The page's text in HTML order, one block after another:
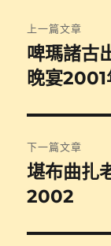
章
導
覽
上一篇文章
上
一
文
章:
啤瑪諸古
晚宴2001
下一篇文章
下
一
文
堪布曲扎
2002